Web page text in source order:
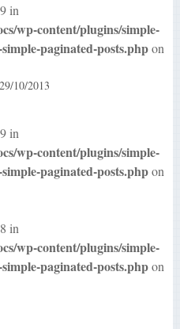
in
wp-content/plugins/simple-
paginated-posts.phpon
29/10/2013
in
wp-content/plugins/simple-
paginated-posts.phpon
in
wp-content/plugins/simple-
paginated-posts.phpon